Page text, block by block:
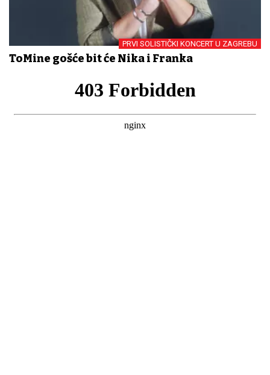
PRVI SOLISTIČKI KONCERT U ZAGREBU
ToMine gošće bit će Nika i Franka